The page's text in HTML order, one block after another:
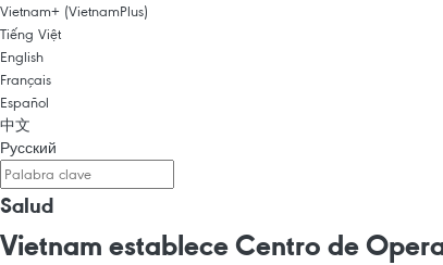
Vietnam+ (VietnamPlus)
Tiếng Việt
English
Français
Español
中文
Русский
Salud
Vietnam establece Centro de